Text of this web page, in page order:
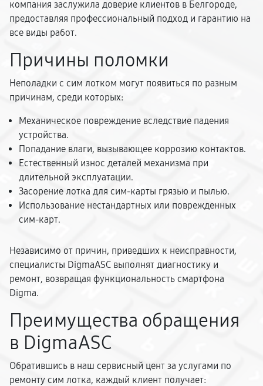
компания заслужила доверие клиентов в Белгороде,
предоставляя профессиональный подход и гарантию на
все виды работ.
Причины поломки
Неполадки с сим лотком могут появиться по разным
причинам, среди которых:
Механическое повреждение вследствие падения
устройства.
Попадание влаги, вызывающее коррозию контактов.
Естественный износ деталей механизма при
длительной эксплуатации.
Засорение лотка для сим-карты грязью и пылью.
Использование нестандартных или поврежденных
сим-карт.
Независимо от причин, приведших к неисправности,
специалисты DigmaASC выполнят диагностику и
ремонт, возвращая функциональность смартфона
Digma.
Преимущества обращения
в DigmaASC
Обратившись в наш сервисный цент за услугами по
ремонту сим лотка, каждый клиент получает: